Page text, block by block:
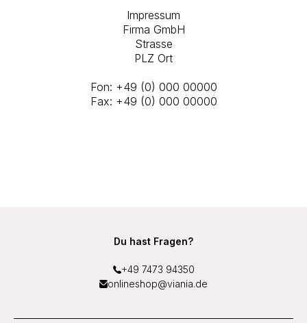
Impressum
Firma GmbH
Strasse
PLZ Ort
Fon: +49 (0) 000 00000
Fax: +49 (0) 000 00000
Du hast Fragen?
+49 7473 94350
onlineshop@viania.de